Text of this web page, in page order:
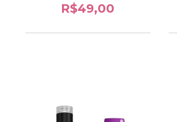
R$49,00